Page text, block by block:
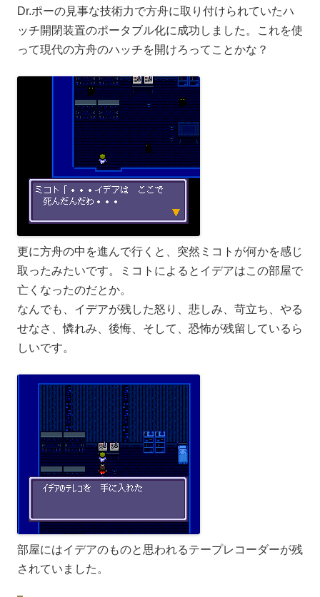
Dr.ポーの見事な技術力で方舟に取り付けられていたハ
ッチ開閉装置のポータブル化に成功しました。これを使
って現代の方舟のハッチを開けろってことかな？
更に方舟の中を進んで行くと、突然ミコトが何かを感じ
取ったみたいです。ミコトによるとイデアはこの部屋で
亡くなったのだとか。
なんでも、イデアが残した怒り、悲しみ、苛立ち、やる
せなさ、憐れみ、後悔、そして、恐怖が残留しているら
しいです。
部屋にはイデアのものと思われるテープレコーダーが残
されていました。